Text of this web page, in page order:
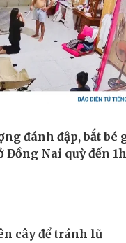
cây để tránh lũ